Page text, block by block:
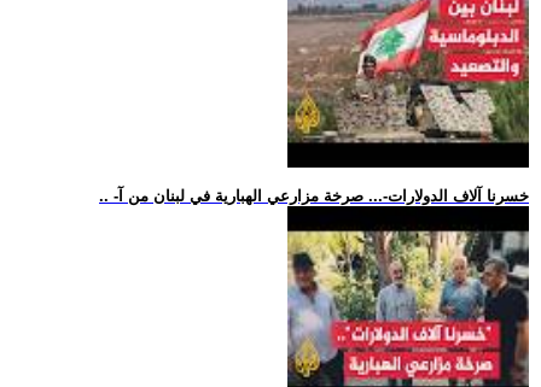
.. -خسرنا آلاف الدولارات-... صرخة مزارعي الهبارية في لبنان من آ